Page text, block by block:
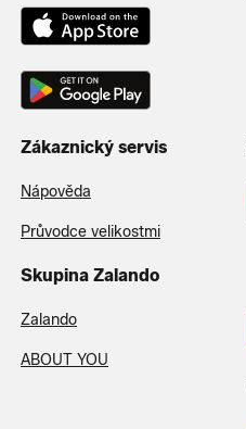
Zákaznický servis
Nápověda
Průvodce velikostmi
Skupina Zalando
Zalando
ABOUT YOU